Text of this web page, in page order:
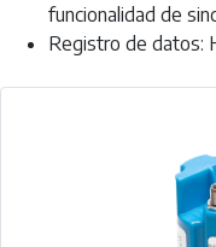
funcionalidad de
Registro de datos: